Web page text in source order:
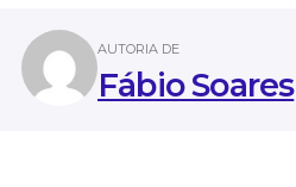
AUTORIA DE
Fábio Soares